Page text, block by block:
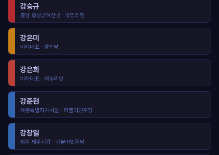
강승규
충남 홍성군예산군 · 국민의힘
강은미
비례대표 · 정의당
강은희
비례대표 · 새누리당
강준현
세종특별자치시을 · 더불어민주당
강창일
제주 제주시갑 · 더불어민주당